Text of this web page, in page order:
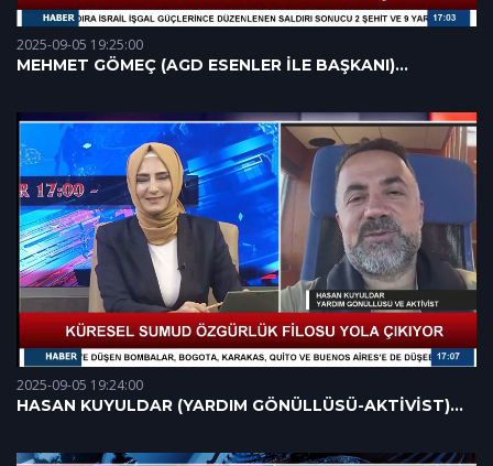
2025-09-05 19:25:00
MEHMET GÖMEÇ (AGD ESENLER İLE BAŞKANI)
2025-09-05 19:24:00
HASAN KUYULDAR (YARDIM GÖNÜLLÜSÜ-AKTİVİST)